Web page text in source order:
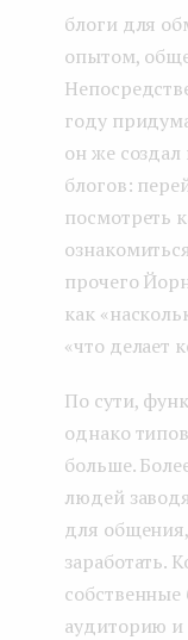
блоги для
опытом,
году
он же
блогов:
посмотреть
прочего
как
«что делает
По сути,
однако
больше.
людей
для
заработать.
аудиторию и